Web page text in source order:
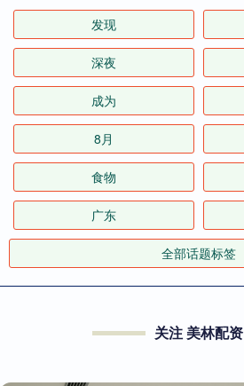
发现
深夜
成为
8月
食物
广东
全部话题标签
关注 美林配资